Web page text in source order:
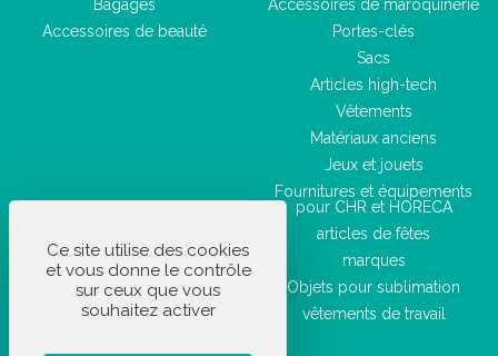
Bagages
Accessoires de beauté
Accessoires de maroquinerie
Portes-clés
Sacs
Articles high-tech
Vêtements
Matériaux anciens
Jeux et jouets
Fournitures et équipements
pour CHR et HORECA
articles de fêtes
marques
Objets pour sublimation
vêtements de travail
Ce site utilise des cookies
et vous donne le contrôle
sur ceux que vous
souhaitez activer